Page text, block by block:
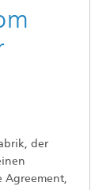
der
Agreement,